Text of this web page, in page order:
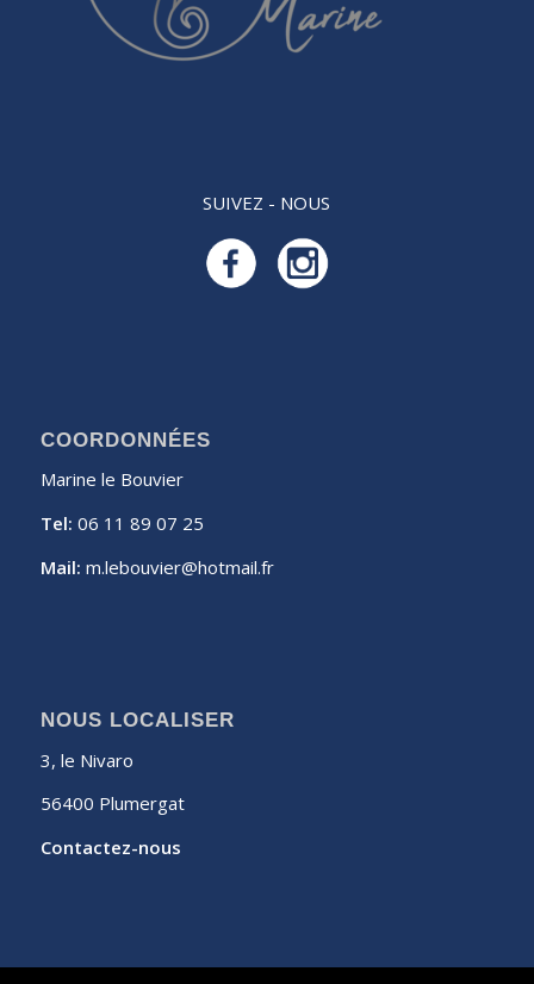
SUIVEZ - NOUS
COORDONNÉES
Marine le Bouvier
Tel: 06 11 89 07 25
Mail: m.lebouvier@hotmail.fr
NOUS LOCALISER
3, le Nivaro
56400 Plumergat
Contactez-nous